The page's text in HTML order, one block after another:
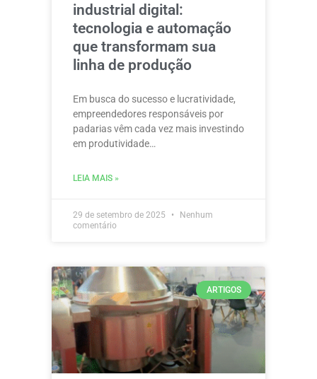
industrial digital:
tecnologia e automação
que transformam sua
linha de produção
Em busca do sucesso e lucratividade,
empreendedores responsáveis por
padarias vêm cada vez mais investindo
em produtividade…
LEIA MAIS »
29 de setembro de 2025
Nenhum
comentário
ARTIGOS